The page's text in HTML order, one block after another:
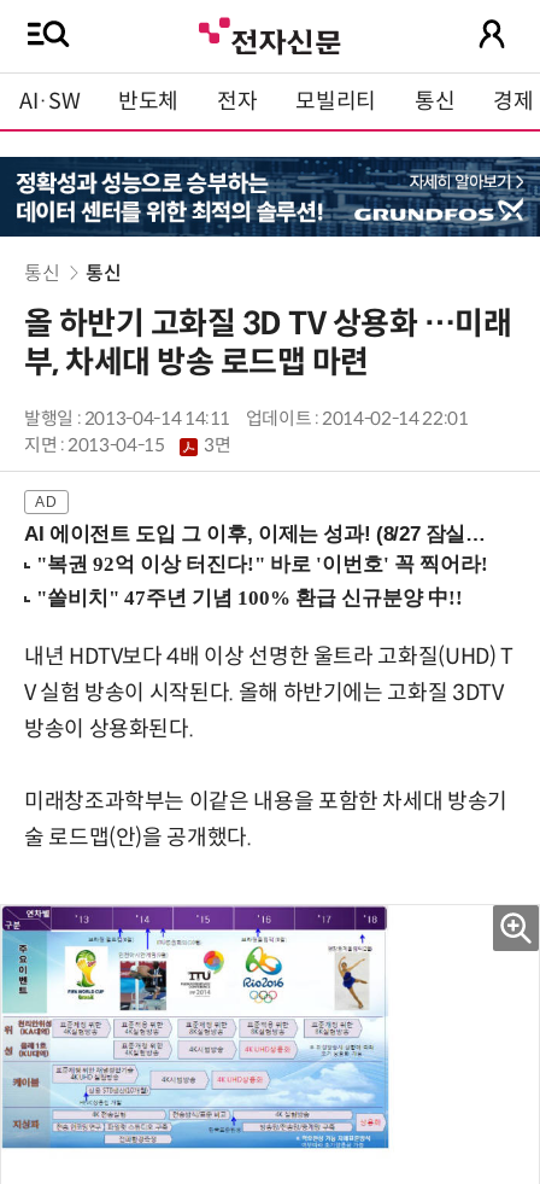
AI·SW 반도체 전자 모빌리티 통신 경제
통신 통신
올 하반기 고화질 3D TV 상용화 …미래
부, 차세대 방송 로드맵 마련
발행일 : 2013-04-14 14:11
업데이트 : 2014-02-14 22:01
지면 :2013-04-15 3면
AI 에이전트 도입 그 이후, 이제는 성과! (8/27 잠실역)
내년 HDTV보다 4배 이상 선명한 울트라 고화질(UHD) T
V 실험 방송이 시작된다. 올해 하반기에는 고화질 3DTV
방송이 상용화된다.
미래창조과학부는 이같은 내용을 포함한 차세대 방송기
술 로드맵(안)을 공개했다.